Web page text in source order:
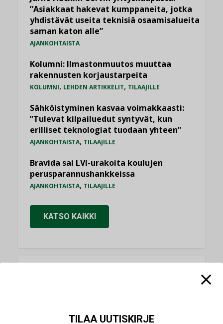
”Asiakkaat hakevat kumppaneita, jotka
yhdistävät useita teknisiä osaamisalueita
saman katon alle”
AJANKOHTAISTA
Kolumni: Ilmastonmuutos muuttaa
rakennusten korjaustarpeita
KOLUMNI, LEHDEN ARTIKKELIT, TILAAJILLE
Sähköistyminen kasvaa voimakkaasti:
”Tulevat kilpailuedut syntyvät, kun
erilliset teknologiat tuodaan yhteen”
AJANKOHTAISTA, TILAAJILLE
Bravida sai LVI-urakoita koulujen
perusparannushankkeissa
AJANKOHTAISTA, TILAAJILLE
KATSO KAIKKI
käyttöön kiinteistöissä
TILAA UUTISKIRJE